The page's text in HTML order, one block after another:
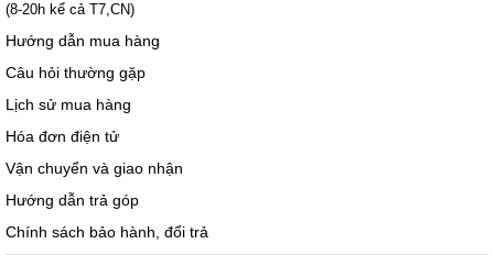
(8-20h kể cả T7,CN)
Hướng dẫn mua hàng
Câu hỏi thường gặp
Lịch sử mua hàng
Hóa đơn điện tử
Vận chuyển và giao nhận
Hướng dẫn trả góp
Chính sách bảo hành, đổi trả